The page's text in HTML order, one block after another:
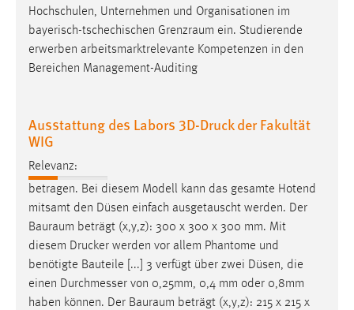
Hochschulen, Unternehmen und Organisationen im
bayerisch-tschechischen Grenzraum ein. Studierende
erwerben arbeitsmarktrelevante Kompetenzen in den
Bereichen Management-Auditing
Ausstattung des Labors 3D-Druck der Fakultät
WIG
Relevanz:
betragen. Bei diesem Modell kann das gesamte Hotend
mitsamt den Düsen einfach ausgetauscht werden. Der
Bauraum beträgt (x,y,z): 300 x 300 x 300 mm. Mit
diesem Drucker werden vor allem Phantome und
benötigte Bauteile [...] 3 verfügt über zwei Düsen, die
einen Durchmesser von 0,25mm, 0,4 mm oder 0,8mm
haben können. Der Bauraum beträgt (x,y,z): 215 x 215 x
Plattformen anzeigen zu können, werden von diesen
externen Medien Cookies gesetzt.
YouTube